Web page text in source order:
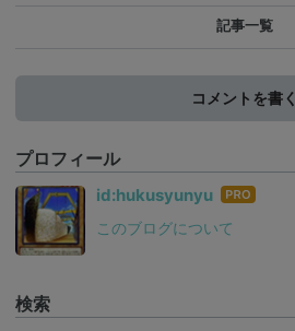
記事一覧
コメントを書く
プロフィール
id:hukusyunyu はて
ログ
このブログについて
検索